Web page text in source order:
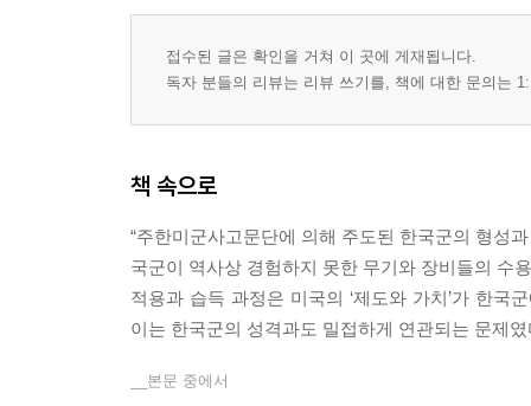
접수된 글은 확인을 거쳐 이 곳에 게재됩니다.
독자 분들의 리뷰는 리뷰 쓰기를, 책에 대한 문의는
책 속으로
“주한미군사고문단에 의해 주도된 한국군의 형성
국군이 역사상 경험하지 못한 무기와 장비들의 수
적용과 습득 과정은 미국의 ‘제도와 가치’가 한국
이는 한국군의 성격과도 밀접하게 연관되는 문제였
__본문 중에서